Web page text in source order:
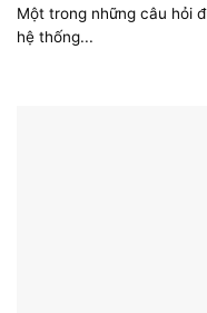
Một trong những câu hỏi
hệ thống...